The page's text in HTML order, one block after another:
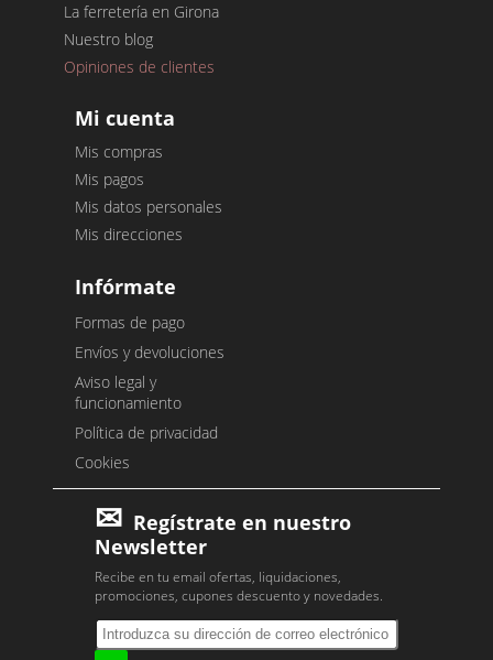
La ferretería en Girona
Nuestro blog
Opiniones de clientes
Mi cuenta
Mis compras
Mis pagos
Mis datos personales
Mis direcciones
Infórmate
Formas de pago
Envíos y devoluciones
Aviso legal y
funcionamiento
Política de privacidad
Cookies
Regístrate en nuestro
Newsletter
Recibe en tu email ofertas, liquidaciones,
promociones, cupones descuento y novedades.